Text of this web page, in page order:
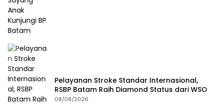
Pelayanan Stroke Standar Internasional,
RSBP Batam Raih Diamond Status dari WSO
08/08/2026